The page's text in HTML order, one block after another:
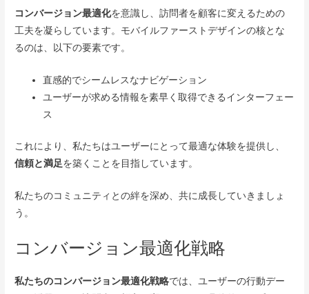
コンバージョン最適化を意識し、訪問者を顧客に変えるための
工夫を凝らしています。モバイルファーストデザインの核とな
るのは、以下の要素です。
直感的でシームレスなナビゲーション
ユーザーが求める情報を素早く取得できるインターフェー
ス
これにより、私たちはユーザーにとって最適な体験を提供し、
信頼と満足を築くことを目指しています。
私たちのコミュニティとの絆を深め、共に成長していきましょ
う。
コンバージョン最適化戦略
私たちのコンバージョン最適化戦略では、ユーザーの行動デー